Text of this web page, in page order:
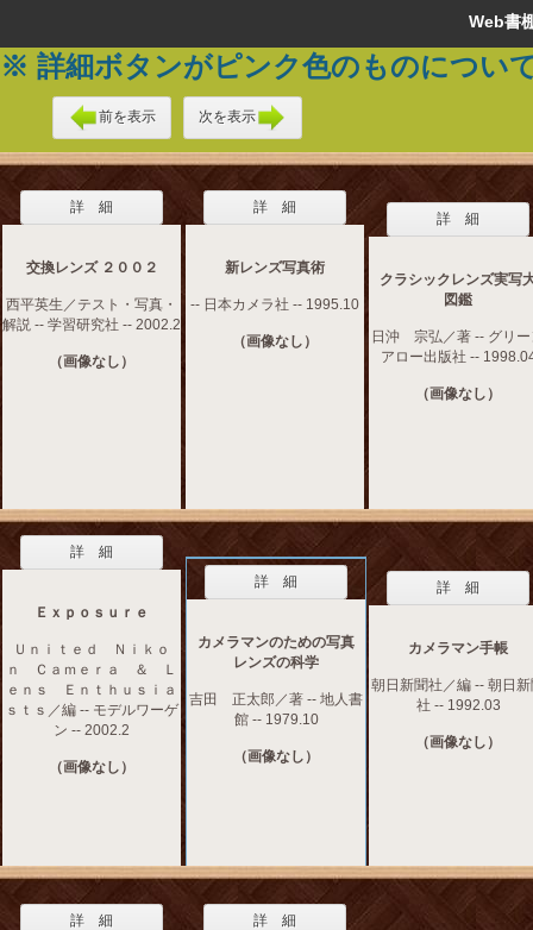
Web
※ 詳細ボタンがピンク色のものについ
前を表示 次を表示
詳 細
交換レンズ ２００２
西平英生／テスト・写真・
解説 -- 学習研究社 -- 2002.2
（画像なし）
詳 細
新レンズ写真術
-- 日本カメラ社 -- 1995.10
（画像なし）
詳 細
クラシックレンズ実写
図鑑
日沖 宗弘／著 -- グリー
アロー出版社 --
（画像なし）
詳 細
Ｅｘｐｏｓｕｒｅ
Ｕｎｉｔｅｄ Ｎｉｋｏ
ｎ Ｃａｍｅｒａ ＆ Ｌ
ｅｎｓ Ｅｎｔｈｕｓｉａ
ｓｔｓ／編 -- モデルワーゲ
ン -- 2002.2
（画像なし）
詳 細
カメラマンのための写真
レンズの科学
吉田 正太郎／著 -- 地人書
館 -- 1979.10
（画像なし）
詳 細
カメラマン手帳
朝日新聞社／編 -- 朝日
社 -- 1992.03
（画像なし）
詳 細 詳 細